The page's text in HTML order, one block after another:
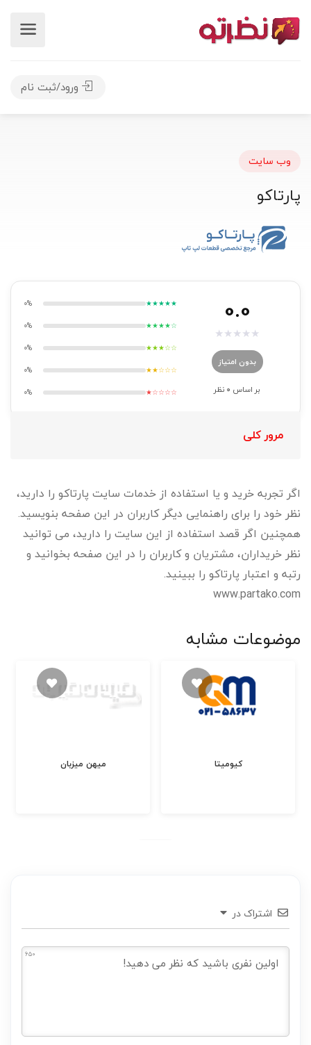
ورود/ثبت نام
وب سایت
پارتاکو
0.0
★
★
★
★
★
بدون امتیاز
بر اساس 0 نظر
★★★★★
0%
★★★★☆
0%
★★★☆☆
0%
★★☆☆☆
0%
★☆☆☆☆
0%
مرور کلی
اگر تجربه خرید و یا استفاده از خدمات سایت پارتاکو را دارید،
نظر خود را برای راهنمایی دیگر کاربران در این صفحه بنویسید.
همچنین اگر قصد استفاده از این سایت را دارید، می توانید
نظر خریداران، مشتریان و کاربران را در این صفحه بخوانید و
رتبه و اعتبار پارتاکو را ببینید.
www.partako.com
موضوعات مشابه
میهن میزبان کیومیتا
اشتراک در
650